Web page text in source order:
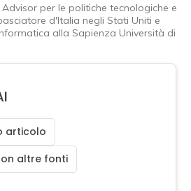
per le politiche tecnologiche e
d'Italia negli Stati Uniti e
alla Sapienza Università di
articolo
altre fonti